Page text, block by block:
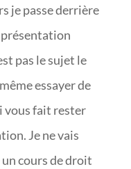
je passe derrière
pas le sujet le
essayer de
vous fait rester
Je ne vais
cours de droit